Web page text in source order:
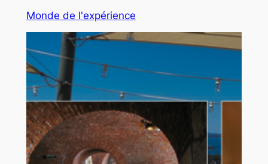
Monde de l'expérience